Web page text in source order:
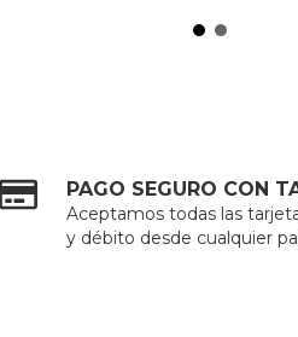
PAGO SEGURO CON
Aceptamos todas las
y débito desde cualquier